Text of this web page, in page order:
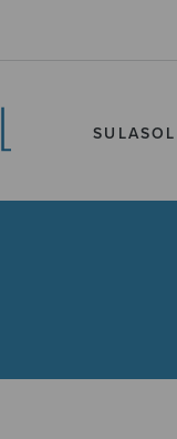
SULASOL